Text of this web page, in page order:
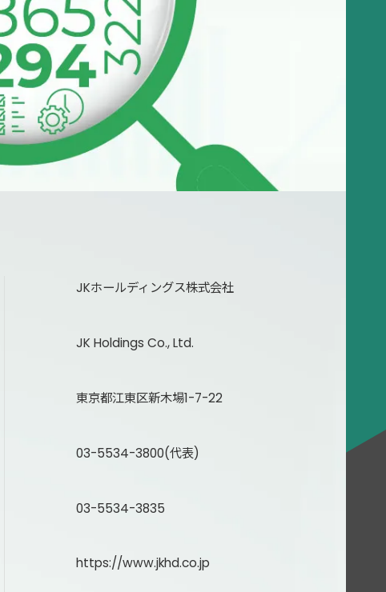
JKホールディングス株式会社
JK Holdings Co., Ltd.
東京都江東区新木場1-7-22
03-5534-3800(代表)
03-5534-3835
https://www.jkhd.co.jp